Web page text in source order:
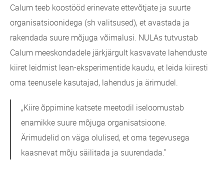
Calum teeb koostööd erinevate ettevõtjate ja suurte
organisatsioonidega (sh valitsused), et avastada ja
rakendada suure mõjuga võimalusi. NULAs tutvustab
Calum meeskondadele järkjärgult kasvavate lahenduste
kiiret leidmist lean-eksperimentide kaudu, et leida kiiresti
oma teenusele kasutajad, lahendus ja ärimudel.
„Kiire õppimine katsete meetodil iseloomustab
enamikke suure mõjuga organisatsioone.
Ärimudelid on väga olulised, et oma tegevusega
kaasnevat mõju säilitada ja suurendada."